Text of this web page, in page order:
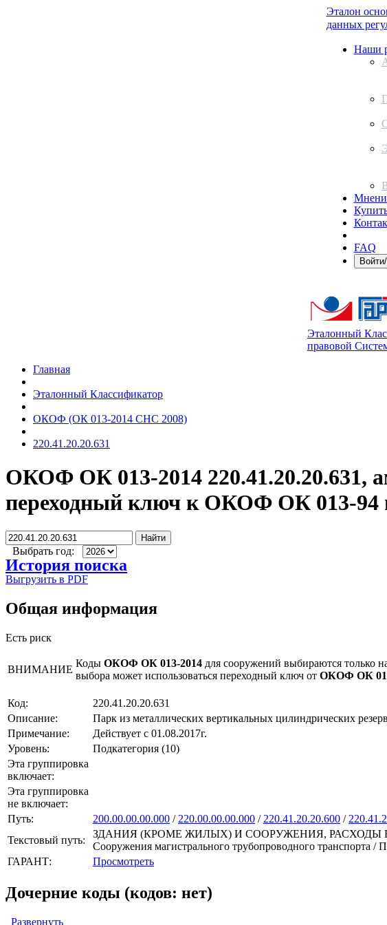
Эталон
данных
Наши
FAQ
Эталонный
правовой
Главная
Эталонный Классификатор
ОКОФ (ОК 013-2014 СНС 2008)
220.41.20.20.631
ОКОФ ОК 013-2014 220.41.20.20.631,
переходный ключ к ОКОФ ОК 013-
Найти
Выбрать год:
История поиска
Выгрузить в PDF
Общая информация
Есть риск
ВНИМАНИЕ
Коды ОКОФ ОК 013-2014 для сооружений выбираются только
выбора может использоваться переходный ключ от ОКОФ ОК
Код:
220.41.20.20.631
Описание:
Парк из металлических вертикальных цилиндрических
Примечание:
Действует с 01.08.2017г.
Уровень:
Подкатегория (10)
Эта группировка
включает:
Эта группировка
не включает:
Путь:
200.00.00.00.000 / 220.00.00.00.000 / 220.41.20.20.600 /
Текстовый путь:
ЗДАНИЯ (КРОМЕ ЖИЛЫХ) И СООРУЖЕНИЯ, РАСХОДЫ НА
Сооружения магистрального трубопроводного транспорта /
ГАРАНТ:
Просмотреть
Дочерние коды (кодов: нет)
Развернуть